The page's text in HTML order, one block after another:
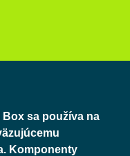
sa používa na
Komponenty